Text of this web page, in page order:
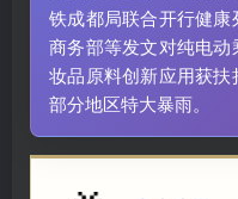
铁成都局联合开行健康
商务部等发文对纯电
妆品原料创新应用获扶
部分地区特大暴雨。